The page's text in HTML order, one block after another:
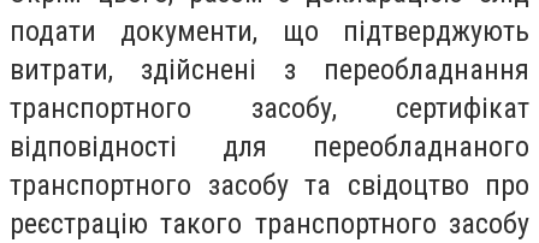
подати документи, що підтверджують
витрати, здійснені з переобладнання
транспортного засобу, сертифікат
відповідності для переобладнаного
транспортного засобу та свідоцтво про
реєстрацію такого транспортного засобу